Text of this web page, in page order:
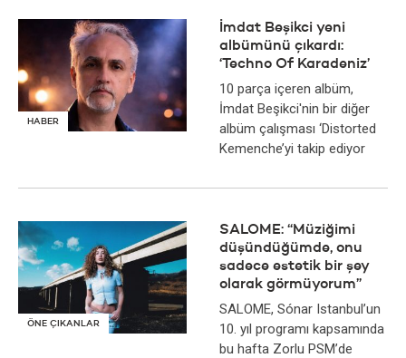
HABER
İmdat Beşikci yeni
albümünü çıkardı:
‘Techno Of Karadeniz’
10 parça içeren albüm,
İmdat Beşikci'nin bir diğer
albüm çalışması ‘Distorted
Kemenche’yi takip ediyor
ÖNE ÇIKANLAR
SALOME: “Müziğimi
düşündüğümde, onu
sadece estetik bir şey
olarak görmüyorum”
SALOME, Sónar Istanbul’un
10. yıl programı kapsamında
bu hafta Zorlu PSM’de